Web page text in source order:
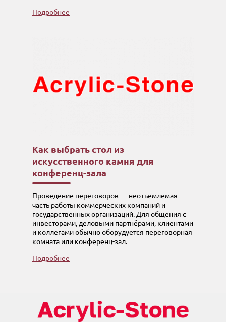
Подробнее
Как выбрать стол из
искусственного камня для
конференц-зала
Проведение переговоров — неотъемлемая
часть работы коммерческих компаний и
государственных организаций. Для общения с
инвесторами, деловыми партнёрами, клиентами
и коллегами обычно оборудуется переговорная
комната или конференц-зал.
Подробнее